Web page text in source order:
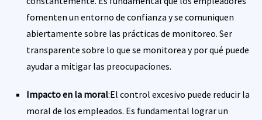
fomenten un entorno de confianza y se comuniquen
abiertamente sobre las prácticas de monitoreo. Ser
transparente sobre lo que se monitorea y por qué puede
ayudar a mitigar las preocupaciones.
Impacto en la moral:El control excesivo puede reducir la
moral de los empleados. Es fundamental lograr un